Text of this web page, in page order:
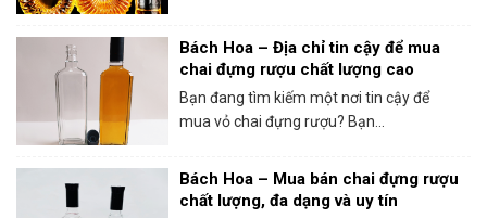
Bách Hoa – Địa chỉ tin cậy để mua
chai đựng rượu chất lượng cao
Bạn đang tìm kiếm một nơi tin cậy để
mua vỏ chai đựng rượu? Bạn...
Bách Hoa – Mua bán chai đựng rượu
chất lượng, đa dạng và uy tín